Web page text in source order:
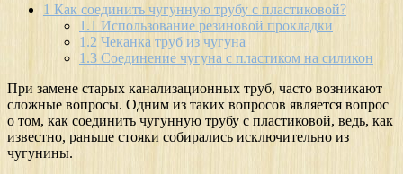
1 Как соединить чугунную трубу с пластиковой?
1.1 Использование резиновой прокладки
1.2 Чеканка труб из чугуна
1.3 Соединение чугуна с пластиком на силикон
При замене старых канализационных труб, часто возникают
сложные вопросы. Одним из таких вопросов является вопрос
о том, как соединить чугунную трубу с пластиковой, ведь, как
известно, раньше стояки собирались исключительно из
чугунины.